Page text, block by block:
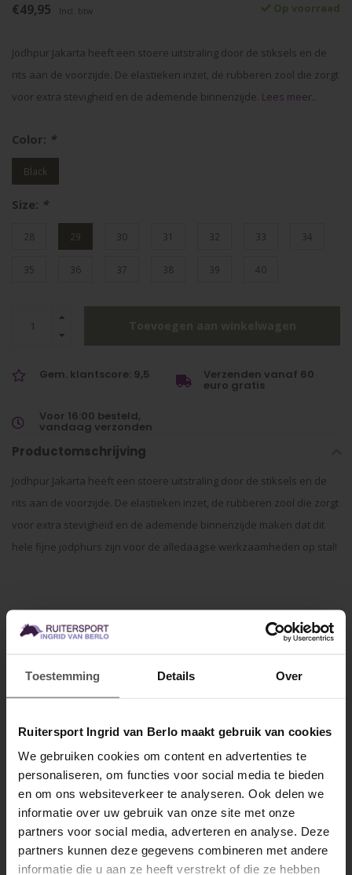
Toestemming Details Over
Ruitersport Ingrid van Berlo maakt gebruik van cookies
We gebruiken cookies om content en advertenties te
personaliseren, om functies voor social media te bieden
en om ons websiteverkeer te analyseren. Ook delen we
informatie over uw gebruik van onze site met onze
partners voor social media, adverteren en analyse. Deze
partners kunnen deze gegevens combineren met andere
informatie die u aan ze heeft verstrekt of die ze hebben
€49,95 Incl. btw Op voorraad
Jodhpur Jakarta heeft een stoere uitstraling door de stiksels en de
rits aan de voorzijde. De elastieken inzet, de rubberen zool die zorgt
voor extra stevigheid en de ademende binnenzijde. Lees meer..
Color: *
Black
Size: *
28 29 30 31 32 33 34
35 36 37 38 39 40
Gem. klantscore: 9,5 Verzenden vanaf 60
euro gratis
Voor 16:00 besteld,
vandaag verzonden
Productomschrijving
Jodhpur Jakarta heeft een stoere uitstraling door de stiksels en de
rits aan de voorzijde. De elastieken inzet, de rubberen zool die zorgt
voor extra stevigheid en de ademende binnenzijde maken dat dit
hele fijne jodphurs zijn voor de alledaagse werkzaamheden op stal!
Materiaal:leer
Materiaal zool:
bij de hiel
Aan de linker en rechterzijde voorzien van 2 elastieken
Voorzien van decoratief stiksel
Voet gevoerd met ademende stof
Specificaties
Gerelateerde producten
MELD JE AAN VOOR
10% KORTING
.